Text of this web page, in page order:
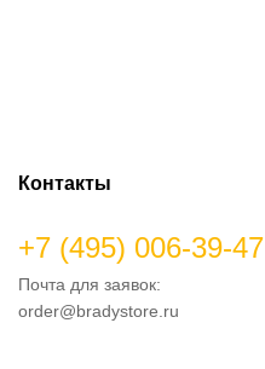
Контакты
+7 (495) 006-39-47
Почта для заявок:
order@bradystore.ru